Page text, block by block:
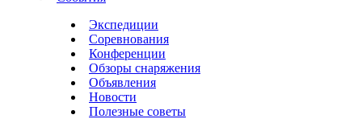
Экспедиции
Соревнования
Конференции
Обзоры снаряжения
Объявления
Новости
Полезные советы